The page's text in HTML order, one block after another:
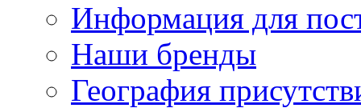
Информация для
Наши бренды
География